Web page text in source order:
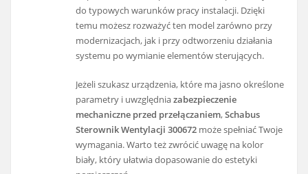
do typowych warunków pracy instalacji. Dzięki
temu możesz rozważyć ten model zarówno przy
modernizacjach, jak i przy odtworzeniu działania
systemu po wymianie elementów sterujących.
Jeżeli szukasz urządzenia, które ma jasno określone
parametry i uwzględniazabezpieczenie
mechaniczne przed przełączaniem,Schabus
Sterownik Wentylacji 300672 może spełniać Twoje
wymagania. Warto też zwrócić uwagę na kolor
biały, który ułatwia dopasowanie do estetyki